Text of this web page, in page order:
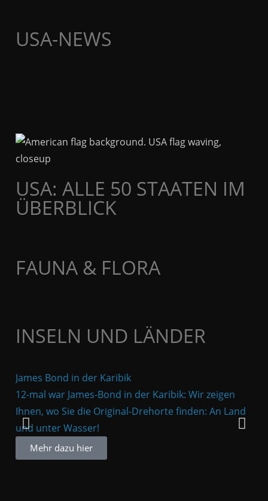
USA-NEWS
USA: ALLE 50 STAATEN IM
ÜBERBLICK
FAUNA & FLORA
INSELN UND LÄNDER
James Bond in der Karibik
12-mal war James-Bond in der Karibik: Wir zeigen
Ihnen, wo Sie die Original-Drehorte finden: An Land
und unter Wasser!
Mehr dazu hier